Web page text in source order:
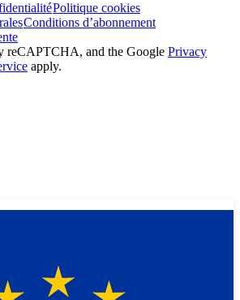
Politique cookies
Conditions d’abonnement
reCAPTCHA, and the Google Privacy
apply.